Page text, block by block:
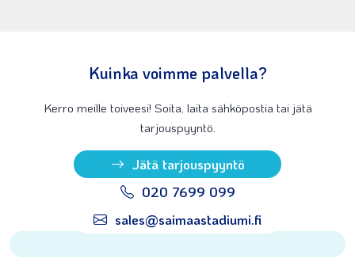
Kuinka voimme palvella?
Kerro meille toiveesi! Soita, laita sähköpostia tai jätä
tarjouspyyntö.
Jätä tarjouspyyntö
020 7699 099
sales@saimaastadiumi.fi